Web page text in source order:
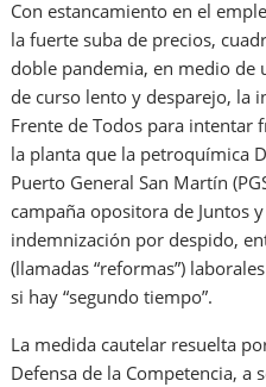
Con estancamiento en el
la fuerte suba de precios,
doble pandemia, en medio de
de curso lento y desparejo, la
Frente de Todos para intentar
la planta que la petroquímica
Puerto General San Martín
campaña opositora de Juntos
indemnización por despido,
(llamadas “reformas”)
si hay “segundo tiempo”.
La medida cautelar resuelta
Defensa de la Competencia,